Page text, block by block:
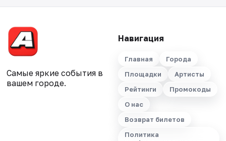
Самые яркие события в
вашем городе.
Навигация
Главная
Города
Площадки
Артисты
Рейтинги
Промокоды
О нас
Возврат билетов
Политика